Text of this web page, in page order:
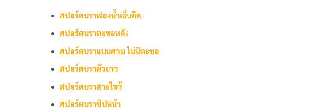
สปอร์ตบราฟองน้ำเย็บติด
สปอร์ตบราตะขอหลัง
สปอร์ตบราแบบสวม ไม่มีตะขอ
สปอร์ตบราตัวยาว
สปอร์ตบราสายไขว้
สปอร์ตบราซิปหน้า